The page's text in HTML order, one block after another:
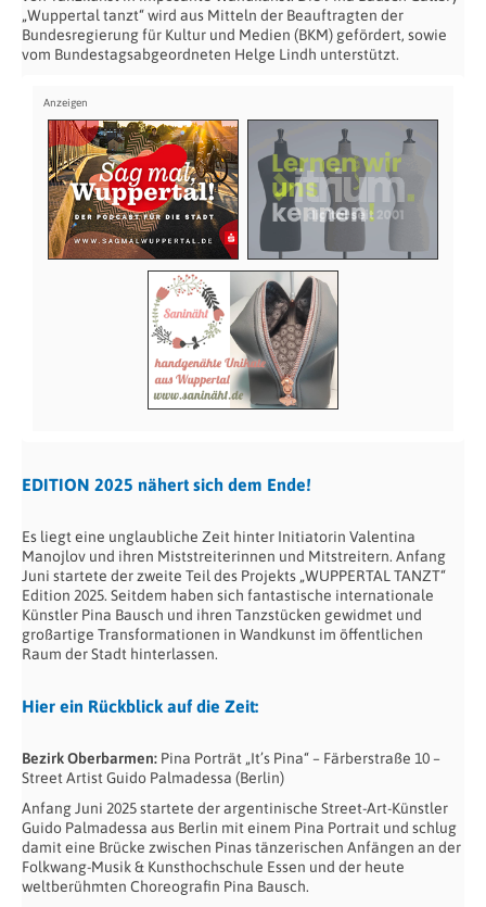
„Wuppertal tanzt“ wird aus Mitteln der Beauftragten der
Bundesregierung für Kultur und Medien (BKM) gefördert, sowie
vom Bundestagsabgeordneten Helge Lindh unterstützt.
EDITION 2025 nähert sich dem Ende!
Es liegt eine unglaubliche Zeit hinter Initiatorin Valentina
Manojlov und ihren Miststreiterinnen und Mitstreitern. Anfang
Juni startete der zweite Teil des Projekts „WUPPERTAL TANZT“
Edition 2025. Seitdem haben sich fantastische internationale
Künstler Pina Bausch und ihren Tanzstücken gewidmet und
großartige Transformationen in Wandkunst im öffentlichen
Raum der Stadt hinterlassen.
Hier ein Rückblick auf die Zeit:
Bezirk Oberbarmen: Pina Porträt „It’s Pina“ – Färberstraße 10 –
Street Artist Guido Palmadessa (Berlin)
Anfang Juni 2025 startete der argentinische Street-Art-Künstler
Guido Palmadessa aus Berlin mit einem Pina Portrait und schlug
damit eine Brücke zwischen Pinas tänzerischen Anfängen an der
Folkwang-Musik & Kunsthochschule Essen und der heute
weltberühmten Choreografin Pina Bausch.